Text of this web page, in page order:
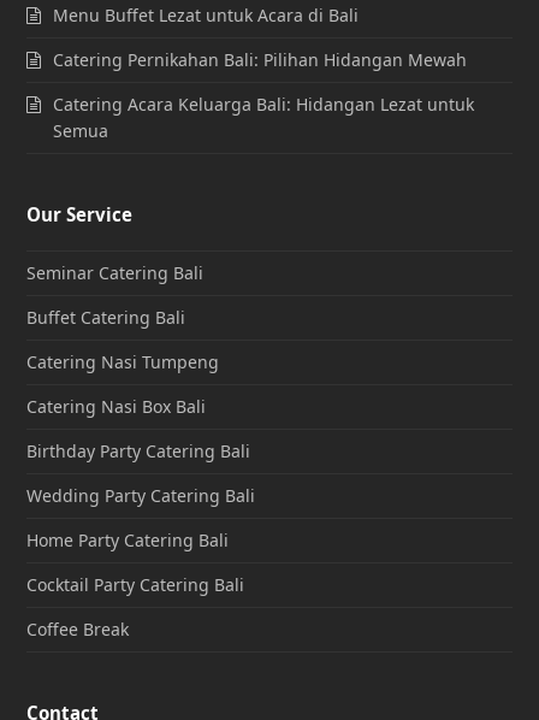
Menu Buffet Lezat untuk Acara di Bali
Catering Pernikahan Bali: Pilihan Hidangan Mewah
Catering Acara Keluarga Bali: Hidangan Lezat untuk
Semua
Our Service
Seminar Catering Bali
Buffet Catering Bali
Catering Nasi Tumpeng
Catering Nasi Box Bali
Birthday Party Catering Bali
Wedding Party Catering Bali
Home Party Catering Bali
Cocktail Party Catering Bali
Coffee Break
Contact